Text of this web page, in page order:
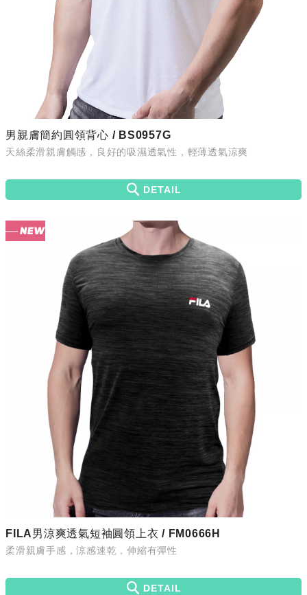
男親膚簡約圓領背心 / BS0957G
天絲柔滑親膚觸感，良好的吸濕透氣性，輕薄透氣涼爽
DETAIL
FILA男涼爽透氣短袖圓領上衣 / FM0666H
柔滑親膚手感，涼感速乾，伸縮有彈性
DETAIL